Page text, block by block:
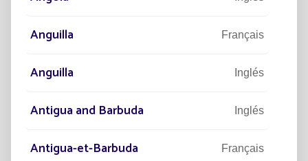
personales
ENVIAR
Anguilla Français
Anguilla Inglés
Antigua and Barbuda Inglés
Antigua-et-Barbuda Français